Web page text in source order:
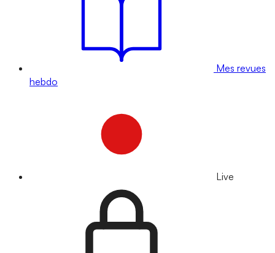
Mes revues
hebdo
Live